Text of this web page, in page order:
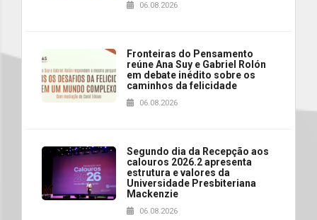
06.08.2026
Fronteiras do Pensamento
reúne Ana Suy e Gabriel Rolón
em debate inédito sobre os
caminhos da felicidade
06.08.2026
Segundo dia da Recepção aos
calouros 2026.2 apresenta
estrutura e valores da
Universidade Presbiteriana
Mackenzie
06.08.2026